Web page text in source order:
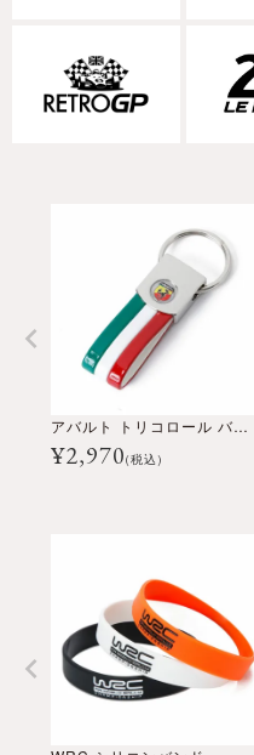
アバルト トリコロール バンド キーリング
¥2,970(税込)